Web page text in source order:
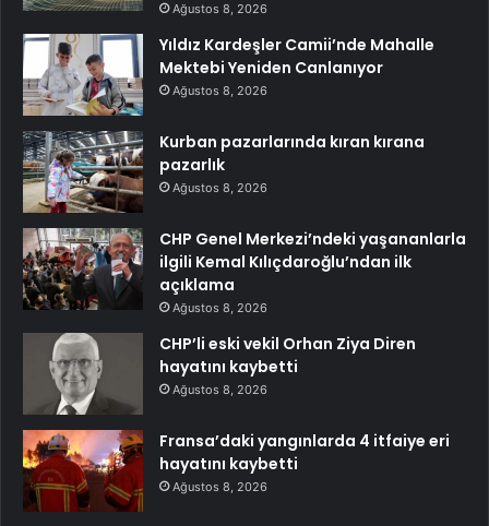
Ağustos 8, 2026
Yıldız Kardeşler Camii’nde Mahalle
Mektebi Yeniden Canlanıyor
Ağustos 8, 2026
Kurban pazarlarında kıran kırana
pazarlık
Ağustos 8, 2026
CHP Genel Merkezi’ndeki yaşananlarla
ilgili Kemal Kılıçdaroğlu’ndan ilk
açıklama
Ağustos 8, 2026
CHP’li eski vekil Orhan Ziya Diren
hayatını kaybetti
Ağustos 8, 2026
Fransa’daki yangınlarda 4 itfaiye eri
hayatını kaybetti
Ağustos 8, 2026